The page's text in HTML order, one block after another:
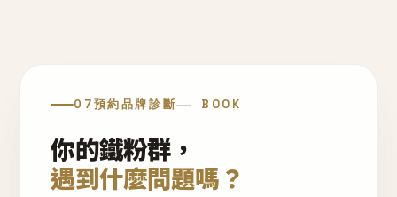
07預約品牌診斷 BOOK
你的鐵粉群，
遇到什麼問題嗎？